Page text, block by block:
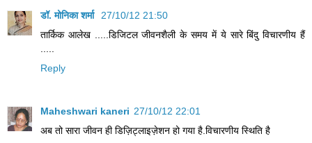
डॉ. मोनिका शर्मा
27/10/12 21:50
तार्किक आलेख .....डिजिटल जीवनशैली के समय में ये सारे बिंदु विचारणीय हैं
Reply
Maheshwari kaneri 27/10/12 22:01
अब तो सारा जीवन ही डिज़िट्लाइज़ेशन हो गया है.विचारणीय स्थिति है